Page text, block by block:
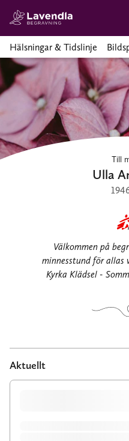
Hälsningar & Tidslinje
Till
Ulla
Välkommen på
minnesstund för allas
Kyrka Klädsel -
Aktuellt